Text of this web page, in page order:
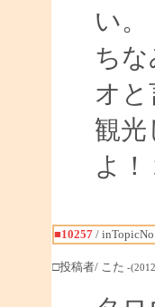
い。
ち
オ
観
よ
■10257/
□投稿者/ こた -